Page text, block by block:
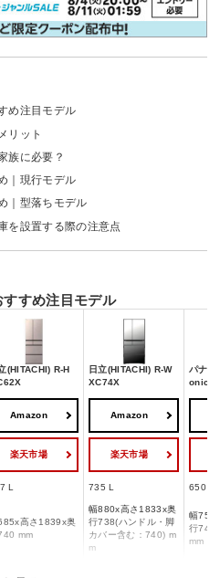
め注目モデル
リット
族に必要？
｜現行モデル
｜型落ちモデル
を設置する際の注意点
すめ注目モデル
(HITACHI) R-H
日立(HITACHI) R-W
XC74X
パナ
onic)
Amazon
楽天市場
Amazon
楽天市場
L 735 L 650 L
高さ1839x奥
mm
幅880x高さ1833x奥
行738(ハンドル・脚
カバー含む：740) m
m
幅
行745(
mm